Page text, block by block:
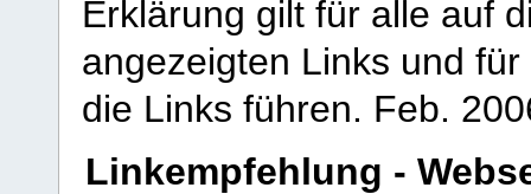
Erklärung gilt für alle auf
angezeigten Links und
die Links führen. Feb.
Linkempfehlung -